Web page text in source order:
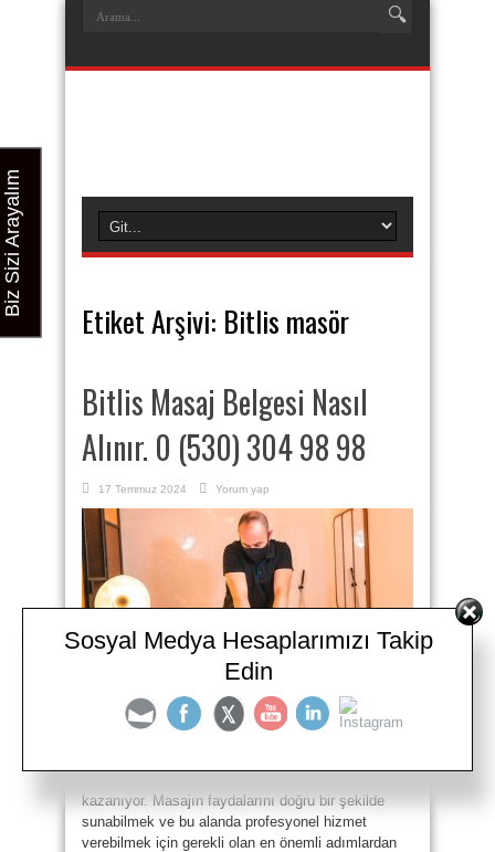
Etiket Arşivi: Bitlis masör
Bitlis Masaj Belgesi Nasıl
Alınır. 0 (530) 304 98 98
17 Temmuz 2024 Yorum yap
Bitlis Masaj Belgesi Nasıl Alınır. 0 (530) 304 98 98
Günümüzde stres ve yoğun yaşam temposu,
kazanıyor. Masajın faydalarını doğru bir şekilde
sunabilmek ve bu alanda profesyonel hizmet
verebilmek için gerekli olan en önemli adımlardan
Biz Sizi Arayalım
Sosyal Medya Hesaplarımızı Takip
Edin